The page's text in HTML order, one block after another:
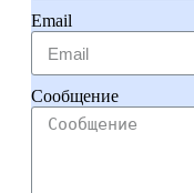
Email
Сообщение